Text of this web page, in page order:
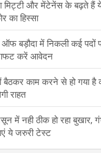
मिट्टी और मेंटेनेंस के बढ़ते हैं
का हिस्‍सा
बड़ौदा में निकली कई पदों
करें आवेदन
बैठकर काम करने से हो गया है
राहत
में नही ठीक हो रहा बुखार,
ये जरुरी टेस्ट